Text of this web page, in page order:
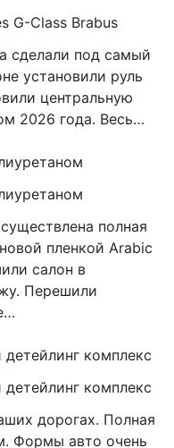
G-Class Brabus
сделали под самый
установили руль
центральную
2026 года. Весь…
полная
пленкой Arabic
салон в
Перешили
комплекс
комплекс
дорогах. Полная
Формы авто очень